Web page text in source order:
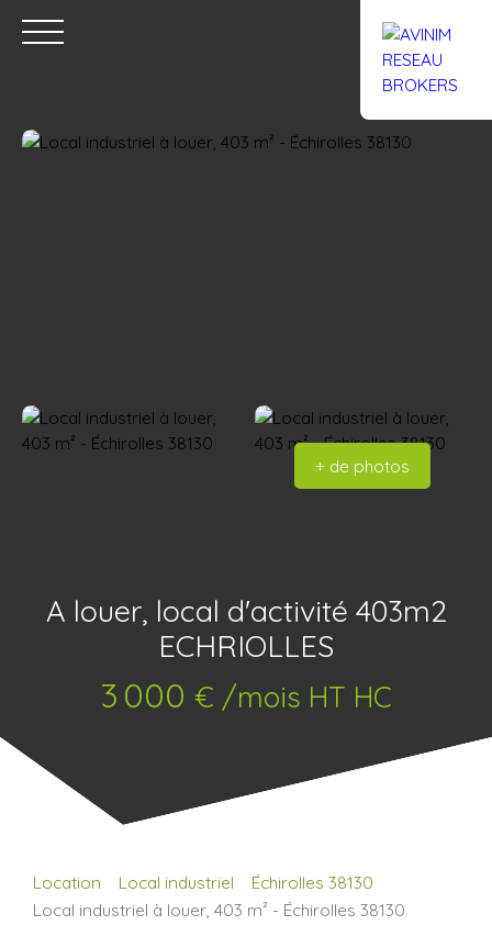
+ de photos
A louer, local d'activité 403m2
ECHRIOLLES
3 000 € /mois HT HC
Location Local industriel
Échirolles 38130
Local industriel à louer, 403 m² - Échirolles 38130